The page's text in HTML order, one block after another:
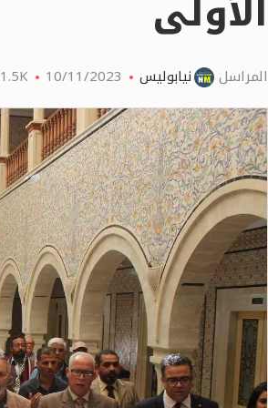
الأولى
المراسل نيابوليس 10/11/2023
1.5K